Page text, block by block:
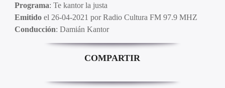
Programa: Te kantor la justa
Emitido el 26-04-2021 por Radio Cultura FM 97.9 MHZ
Conducción: Damián Kantor
COMPARTIR